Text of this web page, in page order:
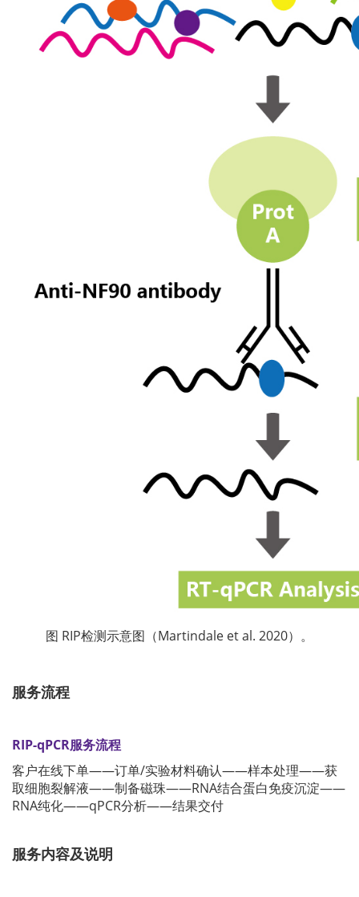
图 RIP检测示意图（Martindale et al. 2020）。
服务流程
RIP-qPCR服务流程
客户在线下单——订单/实验材料确认——样本处理——获
取细胞裂解液——制备磁珠——RNA结合蛋白免疫沉淀——
RNA纯化——qPCR分析——结果交付
服务内容及说明